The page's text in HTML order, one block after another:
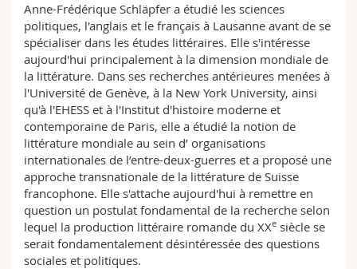
Anne-Frédérique Schläpfer a étudié les sciences
politiques, l'anglais et le français à Lausanne avant de se
spécialiser dans les études littéraires. Elle s'intéresse
aujourd'hui principalement à la dimension mondiale de
la littérature. Dans ses recherches antérieures menées à
l'Université de Genève, à la New York University, ainsi
qu'à l'EHESS et à l'Institut d'histoire moderne et
contemporaine de Paris, elle a étudié la notion de
littérature mondiale au sein d’ organisations
internationales de l’entre-deux-guerres et a proposé une
approche transnationale de la littérature de Suisse
francophone. Elle s'attache aujourd'hui à remettre en
question un postulat fondamental de la recherche selon
lequel la production littéraire romande du XXe siècle se
serait fondamentalement désintéressée des questions
sociales et politiques.